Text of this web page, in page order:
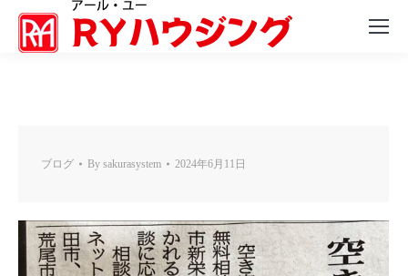
ブログ By sakurasystem 2024年6月11日